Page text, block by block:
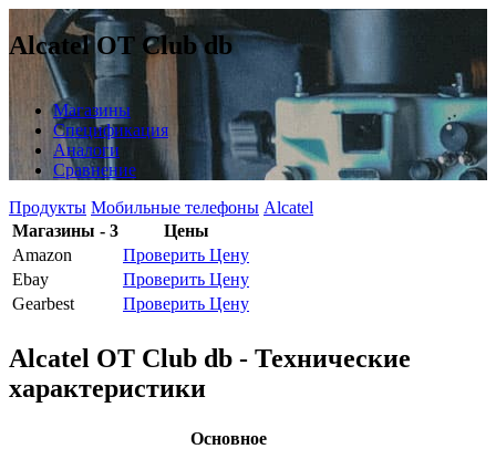
Alcatel OT Club db
Магазины
Спецификация
Аналоги
Сравнение
Продукты Мобильные телефоны Alcatel
Магазины - 3
Цены
Amazon
Проверить Цену
Ebay
Проверить Цену
Gearbest
Проверить Цену
Alcatel OT Club db - Технические
характеристики
Основное